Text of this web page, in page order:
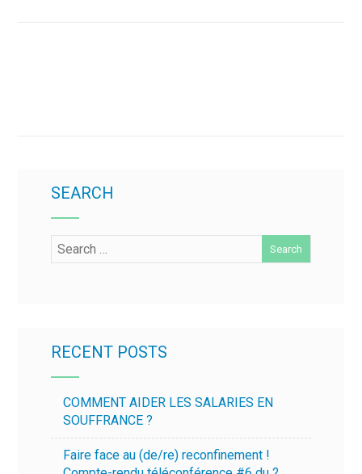
SEARCH
RECENT POSTS
COMMENT AIDER LES SALARIES EN
SOUFFRANCE ?
Faire face au (de/re) reconfinement !